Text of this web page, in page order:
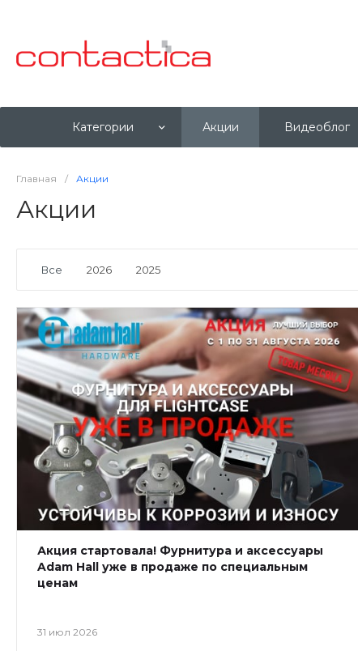
Категории Акции Видеоблог
Главная / Акции
Акции
Все 2026 2025
Акция стартовала! Фурнитура и аксессуары
Adam Hall уже в продаже по специальным
ценам
31 июл 2026